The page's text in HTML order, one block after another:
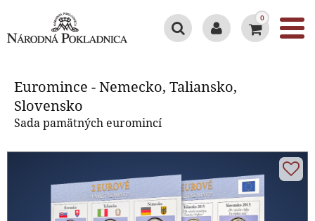
0
Euromince - Nemecko, Taliansko,
Slovensko
Sada pamätných euromincí
Euromince - Nemecko, Taliansko,